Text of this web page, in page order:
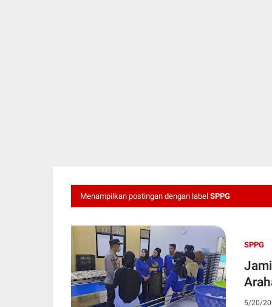
Menampilkan postingan dengan label SPPG
SPPG
5/20/